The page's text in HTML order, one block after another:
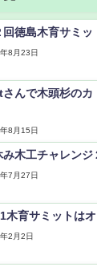
回徳島木育サミ
8月23日
んで木頭杉のカ
8月15日
み木工チャレンジ
7月27日
木育サミットは
2月2日